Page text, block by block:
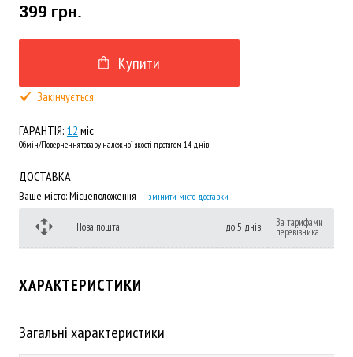
399 грн.
Купити
Закінчується
ГАРАНТІЯ: 12 міс
Обмін/Повернення товару належної якості протягом 14 днів
ДОСТАВКА
Ваше місто:Місцеположення змінити місто доставки
Нова пошта: до 5 днів За тарифами
перевізника
ХАРАКТЕРИСТИКИ
Загальні характеристики